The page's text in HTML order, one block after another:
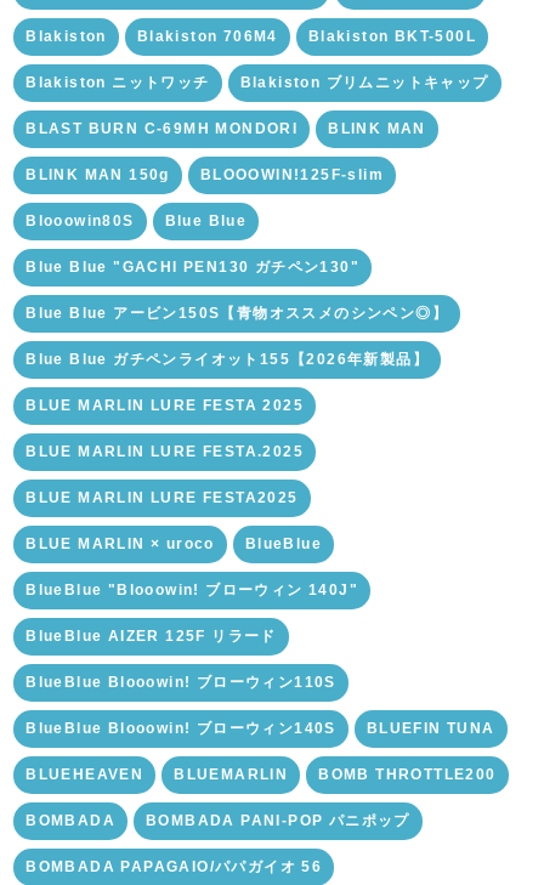
Blakiston Blakiston 706M4 Blakiston BKT-500L
Blakiston ニットワッチ Blakiston ブリムニットキャップ
BLAST BURN C-69MH MONDORI BLINK MAN
BLINK MAN 150g BLOOOWIN!125F-slim
Blooowin80S Blue Blue
Blue Blue "GACHI PEN130 ガチペン130"
Blue Blue アービン150S【青物オススメのシンペン◎】
Blue Blue ガチペンライオット155【2026年新製品】
BLUE MARLIN LURE FESTA 2025
BLUE MARLIN LURE FESTA.2025
BLUE MARLIN LURE FESTA2025
BLUE MARLIN × uroco BlueBlue
BlueBlue "Blooowin! ブローウィン 140J"
BlueBlue AIZER 125F リラード
BlueBlue Blooowin! ブローウィン110S
BlueBlue Blooowin! ブローウィン140S BLUEFIN TUNA
BLUEHEAVEN BLUEMARLIN BOMB THROTTLE200
BOMBADA BOMBADA PANI-POP パニポップ
BOMBADA PAPAGAIO/パパガイオ 56